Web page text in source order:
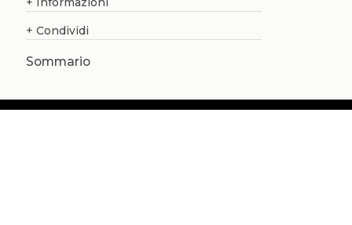
+ Condividi
Sommario